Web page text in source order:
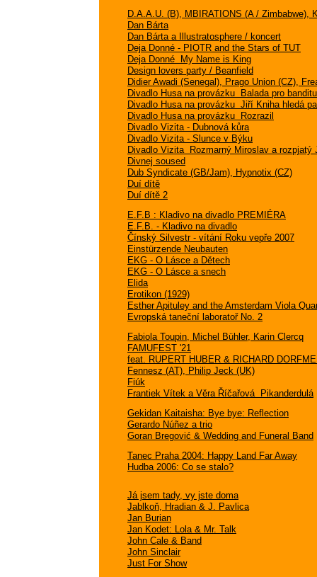
D.A.A.U. (B), MBIRATIONS (A / Zimbabwe),
Dan Bárta
Dan Bárta a Illustratosphere / koncert
Deja Donné - PIOTR and the Stars of TUT
Deja Donné  My Name is King
Design lovers party / Beanfield
Didier Awadi (Senegal), Prago Union (CZ),
Divadlo Husa na provázku  Balada pro banditu
Divadlo Husa na provázku  Jiří Kniha hledá
Divadlo Husa na provázku  Rozrazil
Divadlo Vizita - Dubnová kůra
Divadlo Vizita - Slunce v Býku
Divadlo Vizita  Rozmarný Miroslav a rozpjatý
Divnej soused
Dub Syndicate (GB/Jam), Hypnotix (CZ)
Duí dítě
Duí dítě 2
E.F.B : Kladivo na divadlo PREMIÉRA
E.F.B. - Kladivo na divadlo
Čínský Silvestr - vítání Roku vepře 2007
Einstürzende Neubauten
EKG - O Lásce a Dětech
EKG - O Lásce a snech
Elida
Erotikon (1929)
Esther Apituley and the Amsterdam Viola
Evropská taneční laboratoř No. 2
Fabiola Toupin, Michel Bühler, Karin Clercq
FAMUFEST '21
feat. RUPERT HUBER & RICHARD
Fennesz (AT), Philip Jeck (UK)
Fiúk
Frantiek Vítek a Věra Říčařová  Pikanderdulá
Gekidan Kaitaisha: Bye bye: Reflection
Gerardo Núñez a trio
Goran Bregović & Wedding and Funeral Band
Tanec Praha 2004: Happy Land Far Away
Hudba 2006: Co se stalo?
Já jsem tady, vy jste doma
Jablkoň, Hradian & J. Pavlica
Jan Burian
Jan Kodet: Lola & Mr. Talk
John Cale & Band
John Sinclair
Just For Show